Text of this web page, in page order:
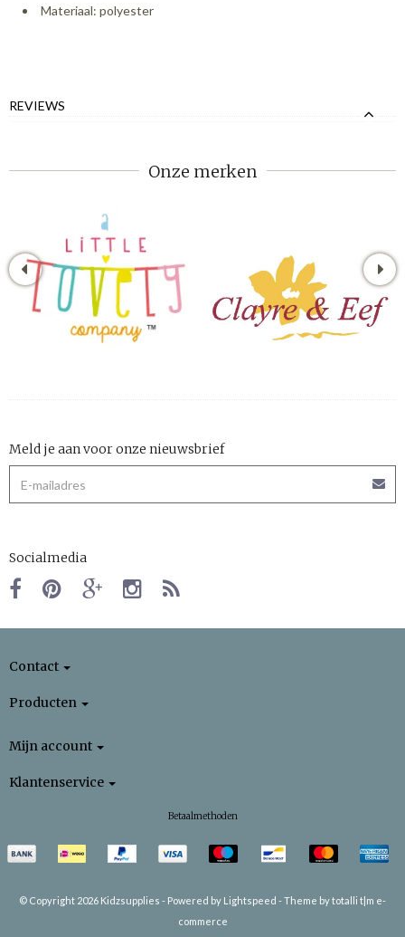
Materiaal: polyester
REVIEWS
Onze merken
Meld je aan voor onze nieuwsbrief
Socialmedia
Contact
Producten
Mijn account
Klantenservice
Betaalmethoden
© Copyright 2026 Kidzsupplies - Powered by Lightspeed -Theme by totalli t|m e-
commerce